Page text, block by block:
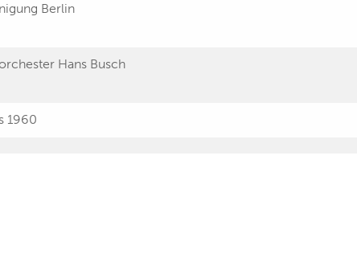
Berlin
Hans Busch
1960